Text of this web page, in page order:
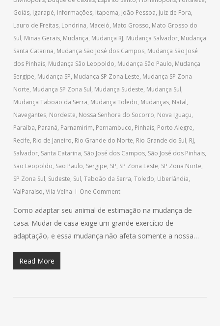
Goiás, Igarapé, Informações, Itapema, João Pessoa, Juiz de Fora,
Lauro de Freitas, Londrina, Maceió, Mato Grosso, Mato Grosso do
Sul, Minas Gerais, Mudança, Mudança RJ, Mudança Salvador, Mudança
Santa Catarina, Mudança São José dos Campos, Mudança São José
dos Pinhais, Mudança São Leopoldo, Mudança São Paulo, Mudança
Sergipe, Mudança SP, Mudança SP Zona Leste, Mudança SP Zona
Norte, Mudança SP Zona Sul, Mudança Sudeste, Mudança Sul,
Mudança Taboão da Serra, Mudança Toledo, Mudanças, Natal,
Navegantes, Nordeste, Nossa Senhora do Socorro, Nova Iguaçu,
Paraíba, Paraná, Parnamirim, Pernambuco, Pinhais, Porto Alegre,
Recife, Rio de Janeiro, Rio Grande do Norte, Rio Grande do Sul, RJ,
Salvador, Santa Catarina, São José dos Campos, São José dos Pinhais,
São Leopoldo, São Paulo, Sergipe, SP, SP Zona Leste, SP Zona Norte,
SP Zona Sul, Sudeste, Sul, Taboão da Serra, Toledo, Uberlândia,
ValParaíso, Vila Velha One Comment
Como adaptar seu animal de estimação na mudança de
casa. Mudar de casa exige um grande exercício de
adaptação, e essa mudança não afeta somente a nossa…
Read More